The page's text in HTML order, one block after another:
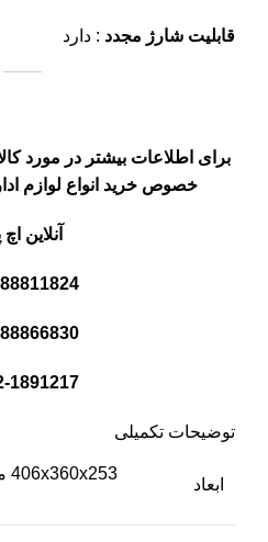
قابلیت شارژ مجدد : دارد
برای اطلاعات بیشتر در مورد
خصوص خرید انواع لوازم
آنلاین
1891217
توضیحات تکمیلی
ابعاد
406x360x253 میلیمتر